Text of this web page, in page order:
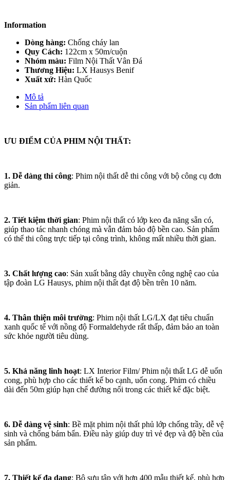
Information
Dòng hàng: Chống cháy lan
Quy Cách: 122cm x 50m/cuộn
Nhóm màu: Film Nội Thất Vân Đá
Thương Hiệu: LX Hausys Benif
Xuất xứ: Hàn Quốc
Mô tả
Sản phẩm liên quan
ƯU ĐIỂM CỦA PHIM NỘI THẤT:
1. Dễ dàng thi công: Phim nội thất dễ thi công với bộ công cụ đơn
giản.
2. Tiết kiệm thời gian: Phim nội thất có lớp keo đa năng sẵn có,
giúp thao tác nhanh chóng mà vẫn đảm bảo độ bền cao. Sản phẩm
có thể thi công trực tiếp tại công trình, không mất nhiều thời gian.
3. Chất lượng cao: Sản xuất bằng dây chuyền công nghệ cao của
tập đoàn LG Hausys, phim nội thất đạt độ bền trên 10 năm.
4. Thân thiện môi trường: Phim nội thất LG/LX đạt tiêu chuẩn
xanh quốc tế với nồng độ Formaldehyde rất thấp, đảm bảo an toàn
sức khỏe người tiêu dùng.
5. Khả năng linh hoạt: LX Interior Film/ Phim nội thất LG dễ uốn
cong, phù hợp cho các thiết kế bo cạnh, uốn cong. Phim có chiều
dài đến 50m giúp hạn chế đường nối trong các thiết kế đặc biệt.
6. Dễ dàng vệ sinh: Bề mặt phim nội thất phủ lớp chống trầy, dễ vệ
sinh và chống bám bẩn. Điều này giúp duy trì vẻ đẹp và độ bền của
sản phẩm.
7. Thiết kế đa dạng: Bộ sưu tập với hơn 400 mẫu thiết kế, phù hợp